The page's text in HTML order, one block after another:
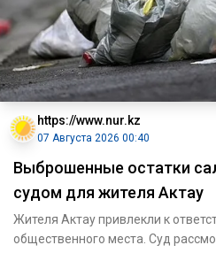
https://www.nur.kz
07 Августа 2026 00:40
Выброшенные остатки
судом для жителя Актау
Жителя Актау привлекли к
общественного места. Суд